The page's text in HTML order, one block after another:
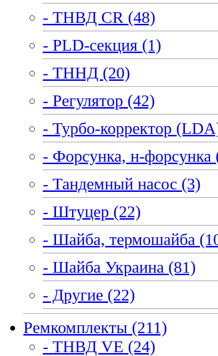
- ТНВД CR (48)
- PLD-секция (1)
- ТННД (20)
- Регулятор (42)
- Турбо-корректор
- Форсунка, н-форсунка
- Тандемный насос (3)
- Штуцер (22)
- Шайба, термошайба
- Шайба Украина (81)
- Другие (22)
Ремкомплекты (211)
- ТНВД VE (24)